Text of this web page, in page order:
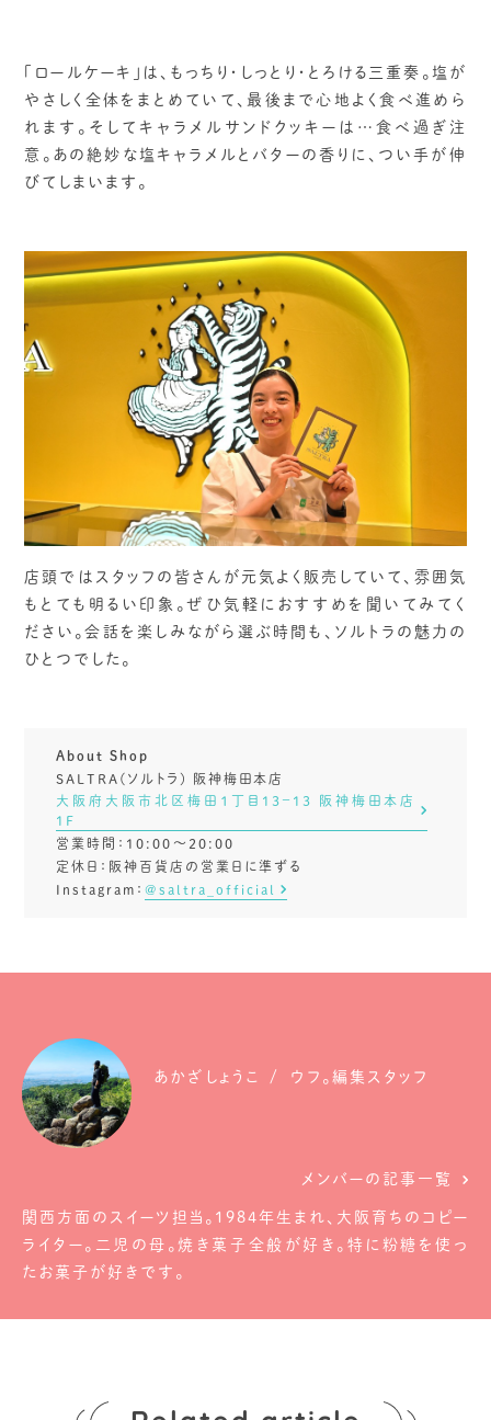
「ロールケーキ」は、もっちり・しっとり・とろける三重奏。塩が
やさしく全体をまとめていて、最後まで心地よく食べ進めら
れます。そしてキャラメルサンドクッキーは…食べ過ぎ注
意。あの絶妙な塩キャラメルとバターの香りに、つい手が伸
びてしまいます。
店頭ではスタッフの皆さんが元気よく販売していて、雰囲気
もとても明るい印象。ぜひ気軽におすすめを聞いてみてく
ださい。会話を楽しみながら選ぶ時間も、ソルトラの魅力の
ひとつでした。
About Shop
SALTRA(ソルトラ) 阪神梅田本店
大阪府大阪市北区梅田１丁目13−13 阪神梅田本店
1F
営業時間：10:00〜20:00
定休日：阪神百貨店の営業日に準ずる
Instagram： @saltra_official
あかざしょうこ ウフ。編集スタッフ
メンバーの記事一覧
関西方面のスイーツ担当。1984年生まれ、大阪育ちのコピー
ライター。二児の母。焼き菓子全般が好き。特に粉糖を使っ
たお菓子が好きです。